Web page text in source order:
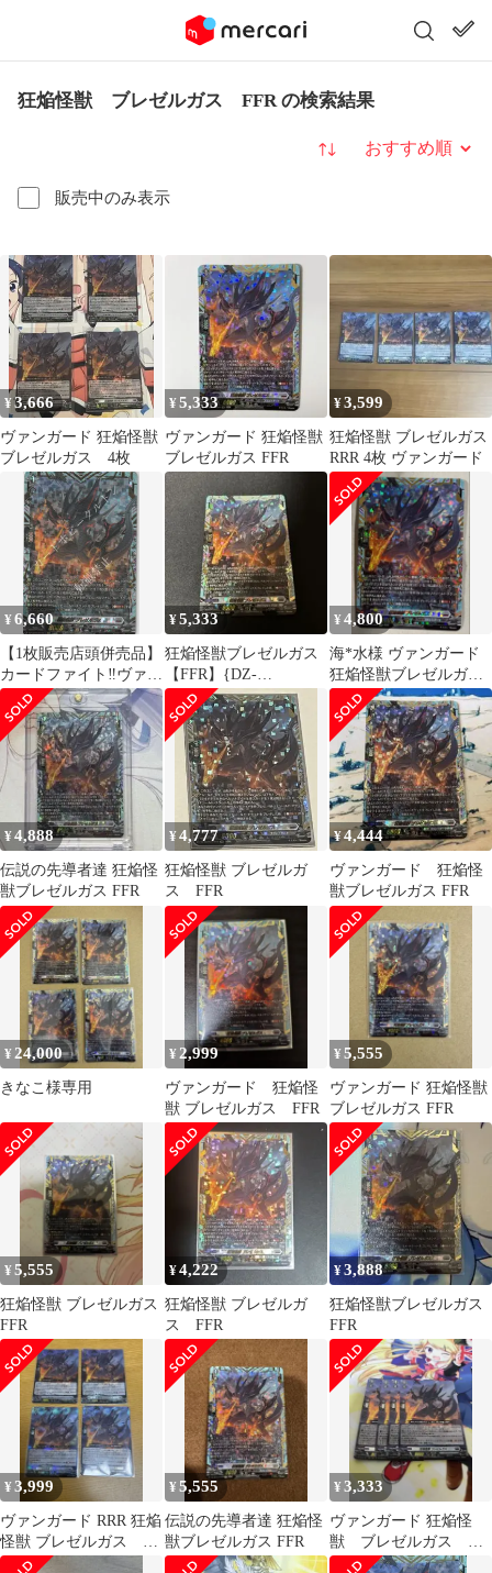
狂焔怪獣 ブレゼルガス FFR の検索結果
販売中のみ表示
並び替え
¥3,666
ヴァンガード 狂焔怪獣
ブレゼルガス 4枚
¥5,333
ヴァンガード 狂焔怪獣
ブレゼルガス FFR
¥3,599
狂焔怪獣 ブレゼルガス
RRR 4枚 ヴァンガード
¥6,660
【1枚販売店頭併売品】
カードファイト‼︎ヴァン
ガード,シングルカー
ド,DZシリーズ,スペシ
ャルシリーズ
DZ/SS16/FFR10FFR 狂
焔怪獣 ブレゼルガス
FFR 1枚
¥5,333
狂焔怪獣ブレゼルガス
【FFR】{DZ-
SS16/FFR10}《ブラン
トゲート》
¥4,800
海*水様 ヴァンガード
狂焔怪獣ブレゼルガス
FFR
¥4,888
伝説の先導者達 狂焔怪
獣ブレゼルガス FFR
¥4,777
狂焔怪獣 ブレゼルガ
ス FFR
¥4,444
ヴァンガード 狂焔怪
獣ブレゼルガス FFR
¥ 24,000
きなこ様専用
¥ 2,999
ヴァンガード 狂焔怪
獣 ブレゼルガス FFR
¥5,555
ヴァンガード 狂焔怪獣
ブレゼルガス FFR
¥5,555
狂焔怪獣 ブレゼルガス
FFR
¥4,222
狂焔怪獣 ブレゼルガ
ス FFR
¥3,888
狂焔怪獣ブレゼルガス
FFR
¥3,999
ヴァンガード RRR 狂焔
怪獣 ブレゼルガス 4
枚
¥5,555
伝説の先導者達 狂焔怪
獣ブレゼルガス FFR
¥3,333
ヴァンガード 狂焔怪
獣 ブレゼルガス
RRR 4枚 ブラントゲ